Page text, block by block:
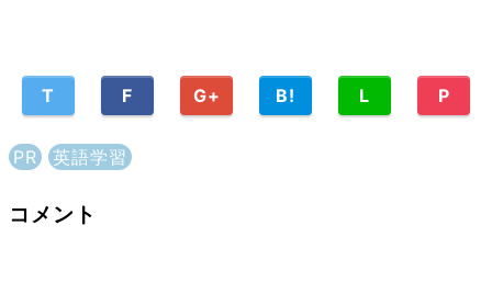
T F G+ B! L P
PR 英語学習
コメント